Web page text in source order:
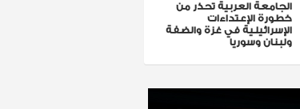
الجامعة العربية تحذر من
خطورة الإعتداءات
الإسرائيلية في غزة والضفة
ولبنان وسوريا